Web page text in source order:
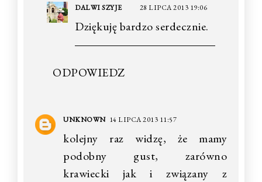
DALWI SZYJE 28 LIPCA 2013 19:06
Dziękuję bardzo serdecznie.
ODPOWIEDZ
UNKNOWN 14 LIPCA 2013 11:57
kolejny raz widzę, że mamy
podobny gust, zarówno
krawiecki jak i związany z